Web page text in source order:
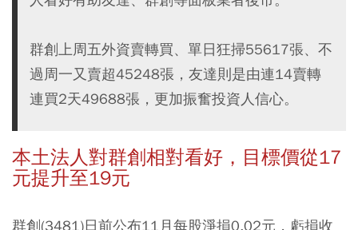
群創上周五外資賣轉買、單日狂掃55617張、不
過周一又賣超45248張，友達則是由連14賣轉
連買2天49688張，更加振奮投資人信心。
本土法人對群創相對看好，目標價從17
元提升至19元
群創(3481)日前公布11月每股淨損0.02元，虧損收